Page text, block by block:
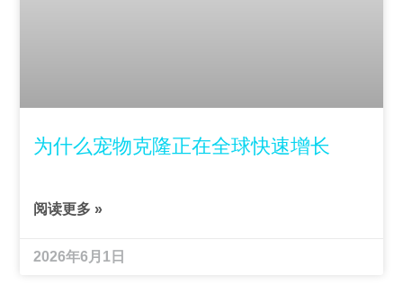
为什么宠物克隆正在全球快速增长
阅读更多 »
2026年6月1日